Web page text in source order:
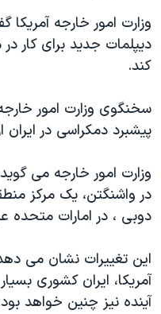
جهش
به
جستجو
ورزشی
گزیده‌ها
ویژه برنامه‌ها
ویدیوها
فرهنگ و زندگی
اقتصادی
علم و فناوری
گالری عکس
آرشیو پخش زنده
جام جهانی ۲۰۲۶
عملیات خشم حماسی
۲۵۰سالگی آمریکا
بایگانی برنامه‌های تلویزیونی
مستندها
حمله جمهوری اسلامی به
رمز مهسا
اعتراضات زن، زندگی، آزادی
مجموعه مستندهای دادخواهی
فرکانس‌های صدای آمریکا
پخش رادیویی
دنبال کنید
وزارت امور خارجه
ديپلمات جديد برای کار
کند.
سخنگوی وزارت امور
پيشبرد دمکراسی در
وزارت امور خارجه می
در واشنگتن، يک مرکز
دوبی ، در امارات متحده
اين تغييرات نشان می
آمريکا، ايران کشوری
آينده نيز چنين خواهد